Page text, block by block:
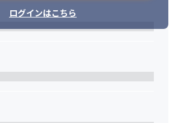
ログインはこちら